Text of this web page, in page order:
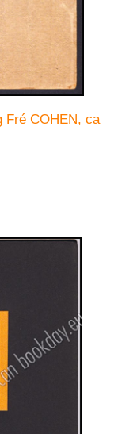
Fré COHEN, ca